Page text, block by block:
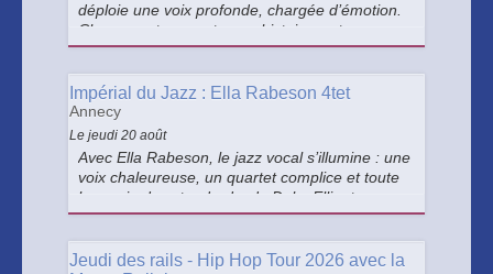
déploie une voix profonde, chargée d’émotion.
Chaque note raconte une histoire, entre
intensité et sincérité. Dans son sillage, l’âme du
bouleversante.
Impérial du Jazz : Ella Rabeson 4tet
Annecy
Le jeudi 20 août
Avec Ella Rabeson, le jazz vocal s’illumine : une
voix chaleureuse, un quartet complice et toute
la magie des standards, de Duke Ellington au
swing intemporel.
Jeudi des rails - Hip Hop Tour 2026 avec la